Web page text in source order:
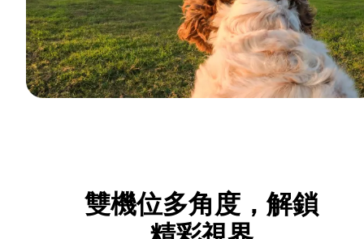
雙機位多角度，解鎖